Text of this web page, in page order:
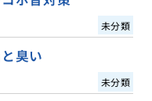
未分類
臭い
未分類